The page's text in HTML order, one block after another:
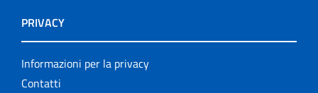
PRIVACY
Informazioni per la privacy
Contatti